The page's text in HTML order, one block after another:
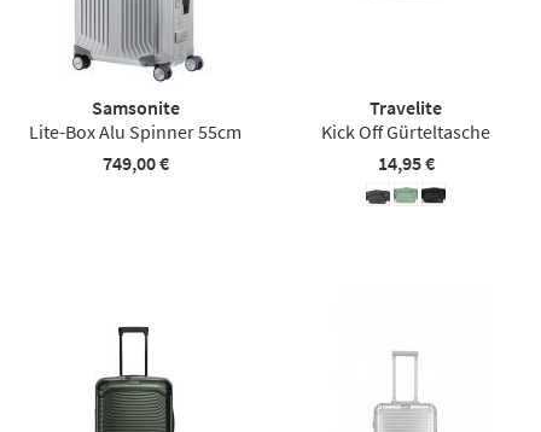
Samsonite
Lite-Box Alu Spinner 55cm
749,00 €
Travelite
Kick Off Gürteltasche
14,95 €